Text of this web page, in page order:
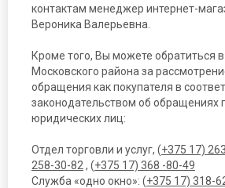
контактам менеджер интернет-
Вероника Валерьевна.
Кроме того, Вы можете обратиться
Московского района за
обращения как покупателя в
законодательством об обращениях
юридических лиц:
Отдел торговли и услуг, (+375 17)
258-30-82 , (+375 17) 368 -80-49
Служба «одно окно»: (+375 17) 318-